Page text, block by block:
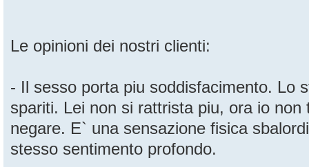
Le opinioni dei nostri clienti:
- Il sesso porta piu soddisfacimento. Lo
spariti. Lei non si rattrista piu, ora io
negare. E` una sensazione fisica
stesso sentimento profondo.